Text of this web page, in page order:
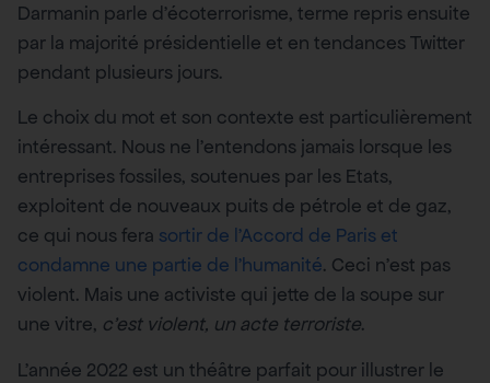
Darmanin parle d’écoterrorisme, terme repris ensuite
par la majorité présidentielle et en tendances Twitter
pendant plusieurs jours.
Le choix du mot et son contexte est particulièrement
intéressant. Nous ne l’entendons jamais lorsque les
entreprises fossiles, soutenues par les Etats,
exploitent de nouveaux puits de pétrole et de gaz,
ce qui nous fera sortir de l’Accord de Paris et
condamne une partie de l’humanité. Ceci n’est pas
violent. Mais une activiste qui jette de la soupe sur
une vitre, c’est violent, un acte terroriste.
L’année 2022 est un théâtre parfait pour illustrer le